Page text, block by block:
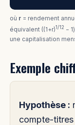
où r = rendement
équivalent ((1+r)1/12 −
une capitalisation
Exemple
Hypothèse :
compte-titres